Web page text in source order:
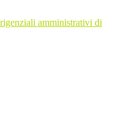
amministrativi di